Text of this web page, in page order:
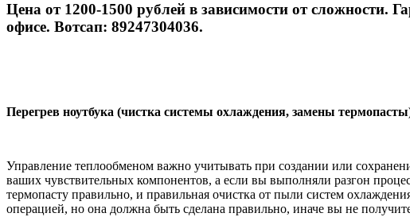
Цена от 1200-1500 рублей в зависимости от сложности.
офисе. Вотсап: 89247304036.
Перегрев ноутбука (чистка системы охлаждения, замены
Управление теплообменом важно учитывать при создании или
ваших чувствительных компонентов, а если вы выполняли разгон
термопасту правильно, и правильная очистка от пыли систем
операцией, но она должна быть сделана правильно, иначе вы не